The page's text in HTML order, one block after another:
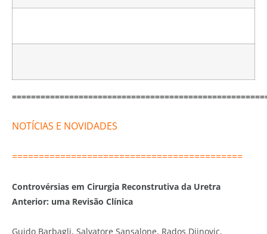
NOTÍCIAS E NOVIDADES
===========================================
Controvérsias em Cirurgia Reconstrutiva da Uretra
Anterior: uma Revisão Clínica
Guido Barbagli, Salvatore Sansalone, Rados Djinovic,